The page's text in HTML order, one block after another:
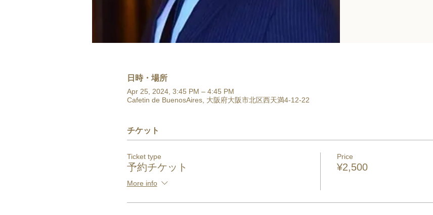
日時・場所
Apr 25, 2024, 3:45 PM – 4:45 PM
Cafetin de BuenosAires, 大阪府大阪市北区西天満4-12-22
チケット
Ticket type
予約チケット
More info
Price
¥2,500